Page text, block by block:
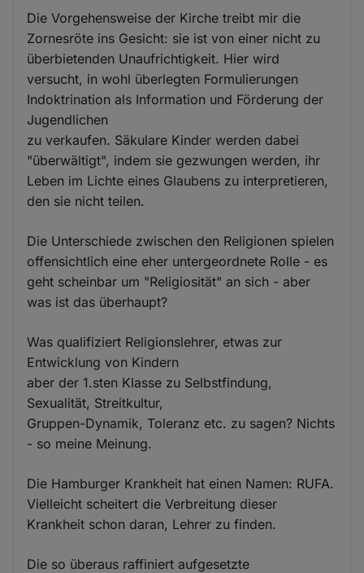
Die Vorgehensweise der Kirche treibt mir die
Zornesröte ins Gesicht: sie ist von einer nicht zu
überbietenden Unaufrichtigkeit. Hier wird
versucht, in wohl überlegten Formulierungen
Indoktrination als Information und Förderung der
Jugendlichen
zu verkaufen. Säkulare Kinder werden dabei
"überwältigt", indem sie gezwungen werden, ihr
Leben im Lichte eines Glaubens zu interpretieren,
den sie nicht teilen.
Die Unterschiede zwischen den Religionen spielen
offensichtlich eine eher untergeordnete Rolle - es
geht scheinbar um "Religiosität" an sich - aber
was ist das überhaupt?
Was qualifiziert Religionslehrer, etwas zur
Entwicklung von Kindern
aber der 1.sten Klasse zu Selbstfindung,
Sexualität, Streitkultur,
Gruppen-Dynamik, Toleranz etc. zu sagen? Nichts
- so meine Meinung.
Die Hamburger Krankheit hat einen Namen: RUFA.
Vielleicht scheitert die Verbreitung dieser
Krankheit schon daran, Lehrer zu finden.
Die so überaus raffiniert aufgesetzte